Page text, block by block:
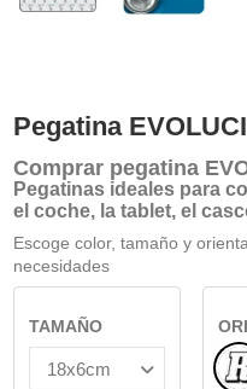
Pegatina
Comprar pegatina
Pegatinas ideales para
el coche, la tablet, el
Escoge color, tamaño y
necesidades
TAMAÑO